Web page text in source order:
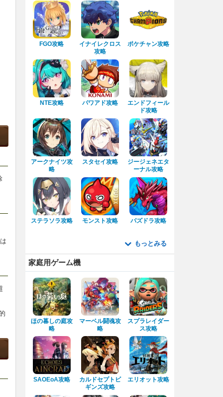
FGO攻略
イナイレクロス
攻略
ポケチャン攻略
NTE攻略 パワアド攻略
エンドフィール
ド攻略
アークナイツ攻
略
スタセイ攻略
ジージェネエタ
ーナル攻略
ステラソラ攻略 モンスト攻略 パズドラ攻略
もっとみる
家庭用ゲーム機
ほの暮しの庭攻
略
マーベル闘魂攻
略
スプラレイダー
ス攻略
SAOEoA攻略
カルドセプトビ
ギンズ攻略
エリオット攻略